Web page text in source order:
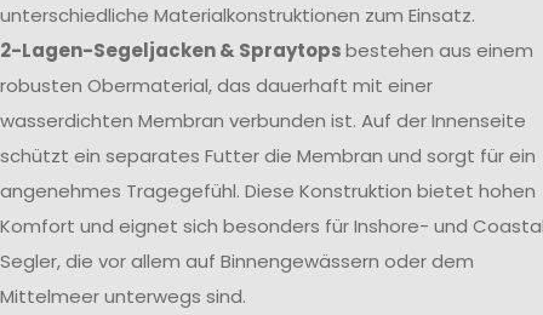
unterschiedliche Materialkonstruktionen zum Einsatz.
2-Lagen-Segeljacken & Spraytopsbestehen aus einem
robusten Obermaterial, das dauerhaft mit einer
wasserdichten Membran verbunden ist. Auf der Innenseite
schützt ein separates Futter die Membran und sorgt für ein
angenehmes Tragegefühl. Diese Konstruktion bietet hohen
Komfort und eignet sich besonders für Inshore- und
Segler, die vor allem auf Binnengewässern oder dem
Mittelmeer unterwegs sind.